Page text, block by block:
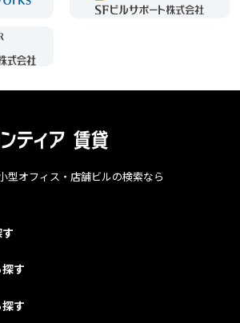
型オフィス・店舗ビルの検索なら
す
す